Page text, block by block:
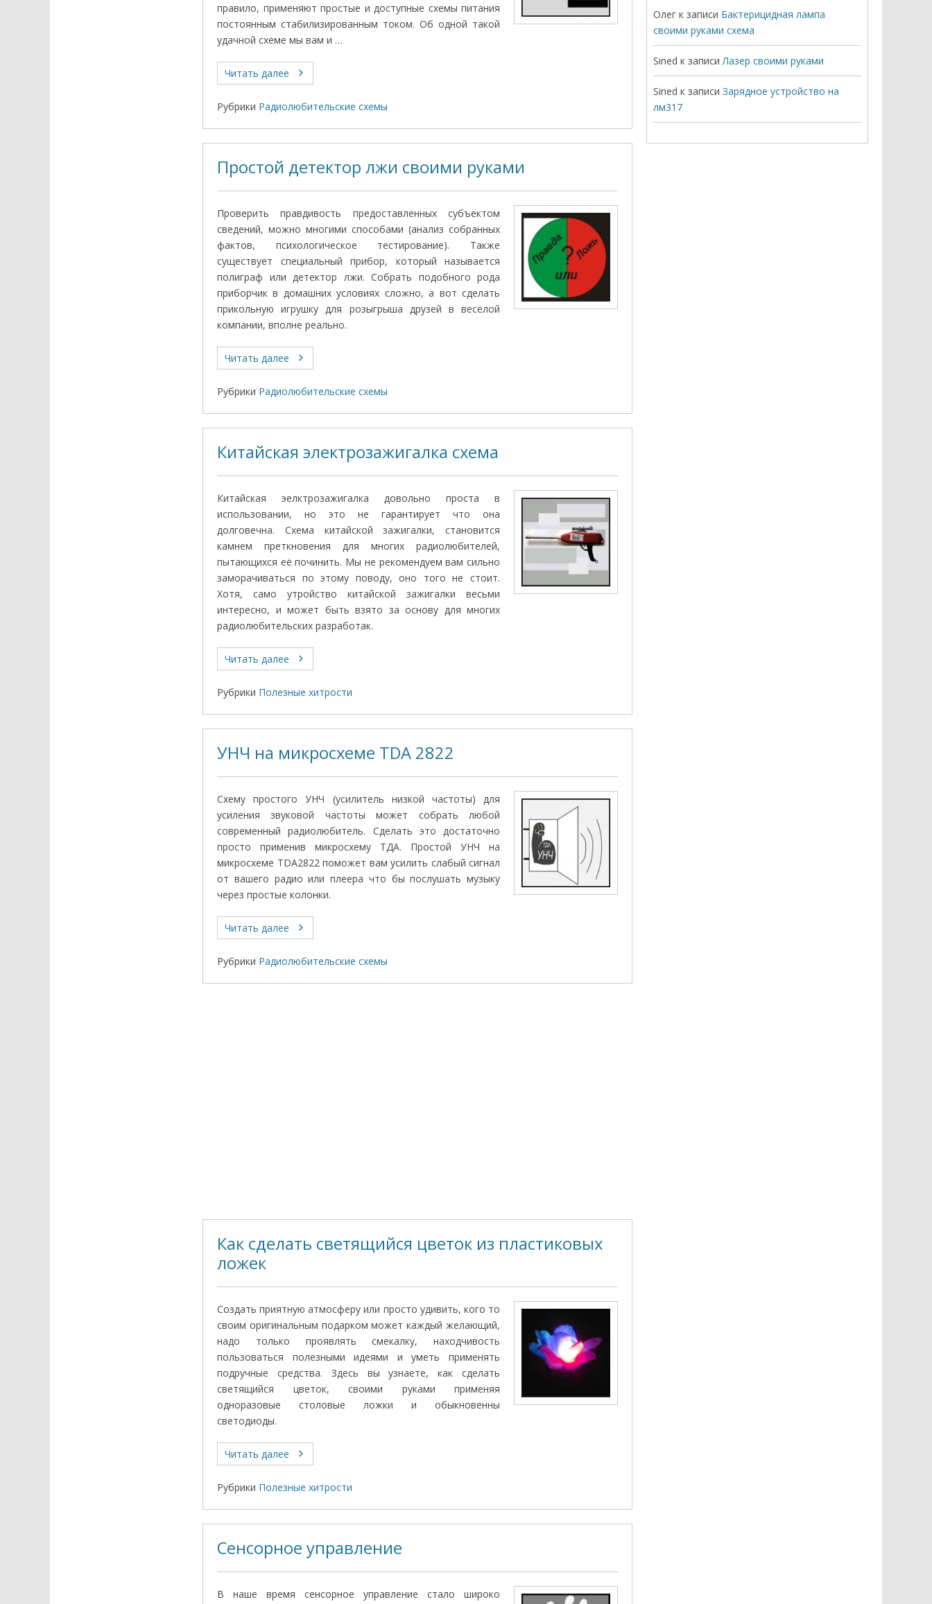
правило, применяют простые и доступные схемы питания
постоянным стабилизированным током. Об одной такой
удачной схеме мы вам и …
Читать далее
Рубрики Радиолюбительские схемы
Простой детектор лжи своими руками
Проверить правдивость предоставленных субъектом
сведений, можно многими способами (анализ собранных
фактов, психологическое тестирование). Также
существует специальный прибор, который называется
полиграф или детектор лжи. Собрать подобного рода
приборчик в домашних условиях сложно, а вот сделать
прикольную игрушку для розыгрыша друзей в весёлой
компании, вполне реально.
Читать далее
Рубрики Радиолюбительские схемы
Китайская электрозажигалка схема
Китайская эелктрозажигалка довольно проста в
использовании, но это не гарантирует что она
долговечна. Схема китайской зажигалки, становится
камнем преткновения для многих радиолюбителей,
пытающихся её починить. Мы не рекомендуем вам сильно
заморачиваться по этому поводу, оно того не стоит.
Хотя, само утройство китайской зажигалки весьми
интересно, и может быть взято за основу для многих
радиолюбительских разработак.
Читать далее
Рубрики Полезные хитрости
УНЧ на микросхеме TDA 2822
Схему простого УНЧ (усилитель низкой частоты) для
усиления звуковой частоты может собрать любой
современный радиолюбитель. Сделать это достаточно
просто применив микросхему ТДА. Простой УНЧ на
микросхеме TDA2822 поможет вам усилить слабый сигнал
от вашего радио или плеера что бы послушать музыку
через простые колонки.
Читать далее
Рубрики Радиолюбительские схемы
Как сделать светящийся цветок из пластиковых
ложек
Создать приятную атмосферу или просто удивить, кого то
своим оригинальным подарком может каждый желающий,
надо только проявлять смекалку, находчивость
пользоваться полезными идеями и уметь применять
подручные средства. Здесь вы узнаете, как сделать
светящийся цветок, своими руками применяя
одноразовые столовые ложки и обыкновенны
светодиоды.
Читать далее
Рубрики Полезные хитрости
Сенсорное управление
В наше время сенсорное управление стало широко
Олег к записи Бактерицидная лампа
своими руками схема
Sined к записи Лазер своими руками
Sined к записи Зарядное устройство на
лм317